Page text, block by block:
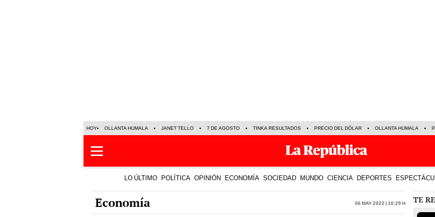
HOY OLLANTA HUMALA JANET TELLO 7 DE AGOSTO TINKA RESULTADOS PRECIO DEL DÓLAR OLLANTA HUMALA
LO ÚLTIMO POLÍTICA OPINIÓN ECONOMÍA SOCIEDAD MUNDO CIENCIA DEPORTES
Economía 06 May 2022 | 10:29 h TE